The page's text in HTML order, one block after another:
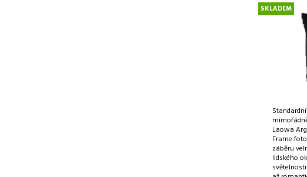
SKLADEM
Laowa
Frame
záběru
lidského